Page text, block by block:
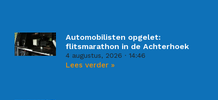
Automobilisten opgelet:
flitsmarathon in de Achterhoek
4 augustus, 2026 14:46
Lees verder »